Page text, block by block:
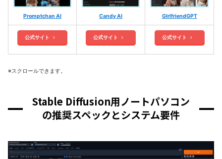
Promptchan AI Candy AI GIrlfriendGPT
公式サイト 公式サイト 公式サイト
※スクロールできます。
Stable Diffusion用ノートパソコン
の推奨スペックとシステム要件